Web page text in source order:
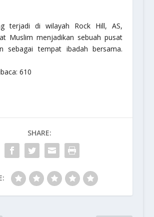
terjadi di wilayah Rock Hill, AS,
Muslim menjadikan sebuah pusat
sebagai tempat ibadah bersama.
610
SHARE: